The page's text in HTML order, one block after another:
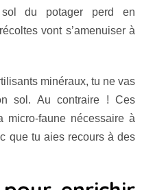
du potager perd en
vont s’amenuiser à
minéraux, tu ne vas
sol. Au contraire ! Ces
micro-faune nécessaire à
que tu aies recours à des